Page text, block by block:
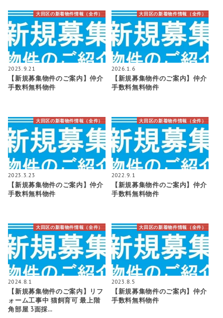
大田区の新着物件情報（全件）
2023.9.21
【新規募集物件のご案内】仲介
手数料無料物件
大田区の新着物件情報（全件）
2026.1.6
【新規募集物件のご案内】仲介
手数料無料物件
大田区の新着物件情報（全件）
2023.3.23
【新規募集物件のご案内】仲介
手数料無料物件
大田区の新着物件情報（全件）
2022.9.1
【新規募集物件のご案内】仲介
手数料無料物件
大田区の新着物件情報（全件）
2024.8.1
【新規募集物件のご案内】リフ
ォーム工事中 猫飼育可 最上階
角部屋 3面採…
大田区の新着物件情報（全件）
2023.8.5
【新規募集物件のご案内】仲介
手数料無料物件